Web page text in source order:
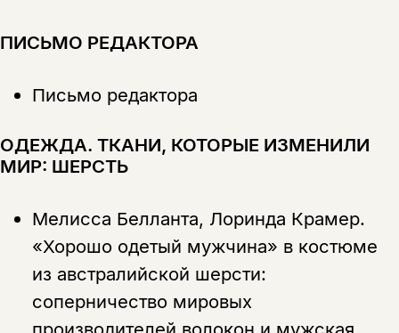
ПИСЬМО РЕДАКТОРА
Письмо редактора
ОДЕЖДА. ТКАНИ, КОТОРЫЕ ИЗМЕНИЛИ
МИР: ШЕРСТЬ
Мелисса Белланта, Лоринда Крамер.
«Хорошо одетый мужчина» в костюме
из австралийской шерсти:
соперничество мировых